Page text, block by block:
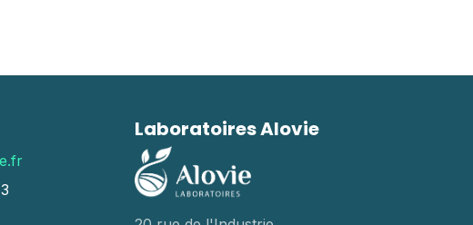
Laboratoires Alovie